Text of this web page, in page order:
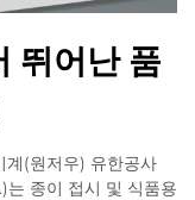
뛰어난 품
계(원저우) 유한공사
종이 접시 및 식품용